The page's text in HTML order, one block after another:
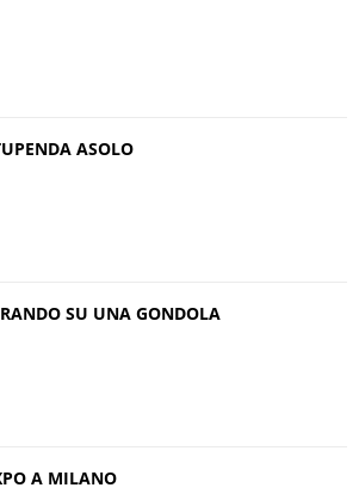
ASOLO
SU UNA GONDOLA
A MILANO